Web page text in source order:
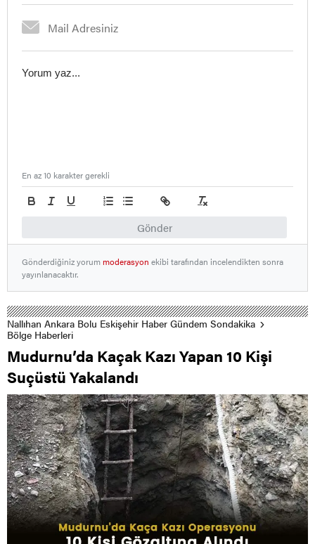
Gönder
En az 10 karakter gerekli
Gönderdiğiniz yorummoderasyon ekibi tarafından incelendikten sonra
yayınlanacaktır.
Nallıhan Ankara Bolu Eskişehir Haber Gündem Sondakika
Bölge Haberleri
Mudurnu’da Kaçak Kazı Yapan 10 Kişi
Suçüstü Yakalandı